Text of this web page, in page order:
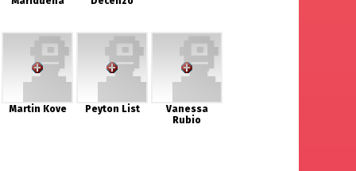
Martin Kove Peyton List
Vanessa
Rubio